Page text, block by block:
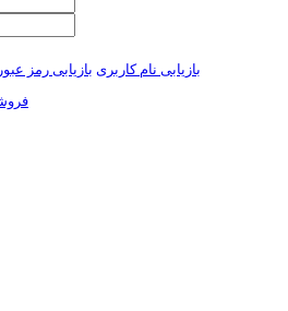
بازیابی نام کاربری بازیابی رمز عبور